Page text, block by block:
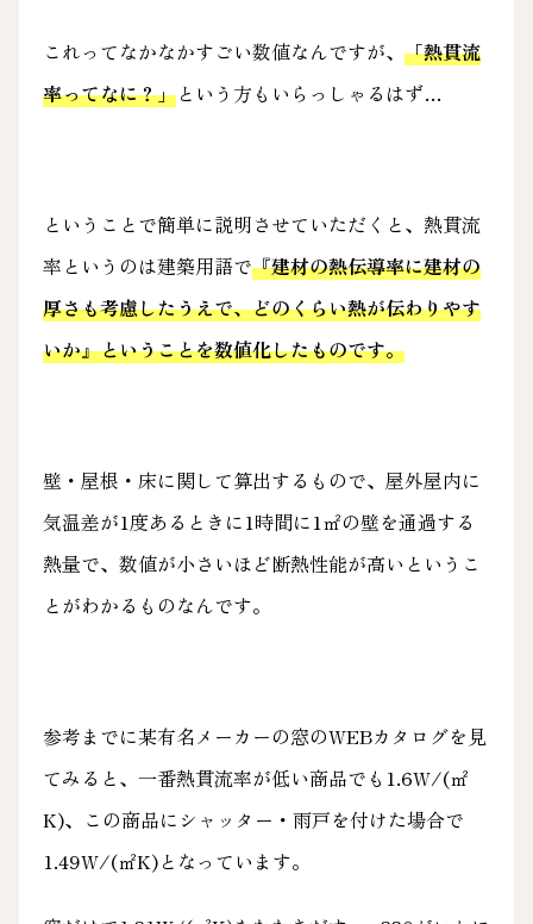
これってなかなかすごい数値なんですが、 「熱貫流
率ってなに？」という方もいらっしゃるはず…
ということで簡単に説明させていただくと、熱貫流
率というのは建築用語で『建材の熱伝導率に建材の
厚さも考慮したうえで、どのくらい熱が伝わりやす
いか』ということを数値化したものです。
壁・屋根・床に関して算出するもので、屋外屋内に
気温差が1度あるときに1時間に1㎡の壁を通過する
熱量で、数値が小さいほど断熱性能が高いというこ
とがわかるものなんです。
参考までに某有名メーカーの窓のWEBカタログを見
てみると、一番熱貫流率が低い商品でも1.6W/(㎡
K)、この商品にシャッター・雨戸を付けた場合で
1.49W/(㎡K)となっています。